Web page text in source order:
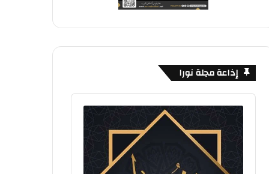
إذاعة مجلة نورا
Audio
Player